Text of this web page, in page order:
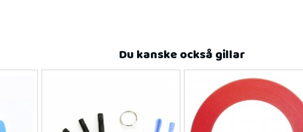
Du kanske också gillar